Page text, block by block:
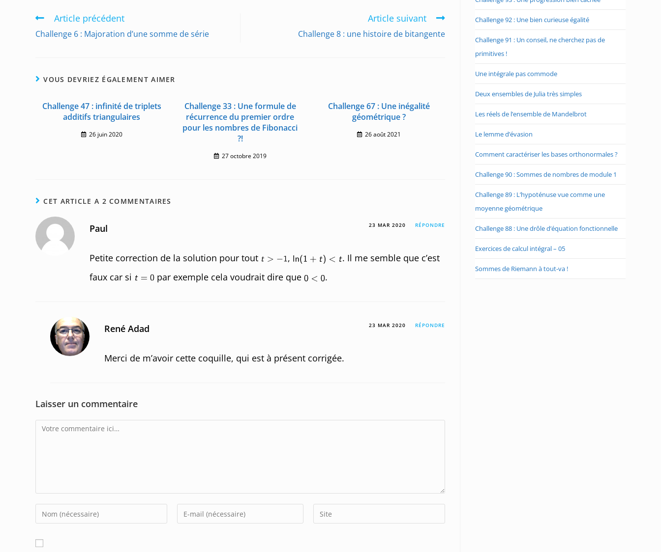
Read
articles
Article précédent
Challenge 6 : Majoration d’une somme de série
Article suivant
Challenge 8 : une histoire de bitangente
VOUS DEVRIEZ ÉGALEMENT AIMER
Challenge 47 : infinité de triplets
additifs triangulaires
26 juin 2020
Challenge 33 : Une formule de
récurrence du premier ordre
pour les nombres de Fibonacci
?!
27 octobre 2019
Challenge 67 : Une inégalité
géométrique ?
26 août 2021
CET ARTICLE A 2 COMMENTAIRES
Paul 23 MAR 2020 RÉPONDRE
Petite correction de la solution pour tout ,
. Il me semble que c’est
faux car si
par exemple cela voudrait dire que .
René Adad 23 MAR 2020 RÉPONDRE
Merci de m’avoir cette coquille, qui est à présent corrigée.
Laisser un commentaire
Comment
Enter
your
name
Enter
your
Enter
your
Challenge 92 : Une bien curieuse égalité
Challenge 91 : Un conseil, ne cherchez pas de
primitives !
Une intégrale pas commode
Deux ensembles de Julia très simples
Les réels de l’ensemble de Mandelbrot
Le lemme d’évasion
Comment caractériser les bases orthonormales ?
Challenge 90 : Sommes de nombres de module 1
Challenge 89 : L’hypoténuse vue comme une
moyenne géométrique
Challenge 88 : Une drôle d’équation fonctionnelle
Exercices de calcul intégral – 05
Sommes de Riemann à tout-va !